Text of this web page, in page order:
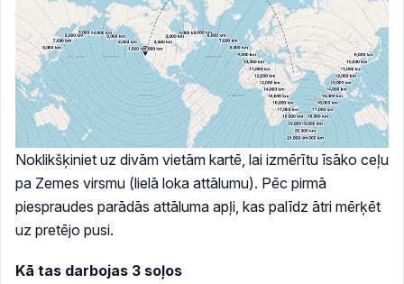
Noklikšķiniet uz divām vietām kartē, lai izmērītu īsāko ceļu
pa Zemes virsmu (lielā loka attālumu). Pēc pirmā
piespraudes parādās attāluma apļi, kas palīdz ātri mērķēt
uz pretējo pusi.
Kā tas darbojas 3 soļos